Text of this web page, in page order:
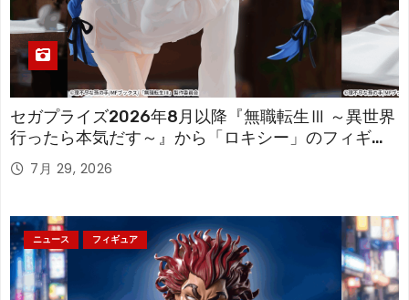
セガプライズ2026年8月以降『無職転生Ⅲ ～異世界
行ったら本気だす～』から「ロキシー」のフィギュ
アが登場！
7月 29, 2026
ニュース フィギュア